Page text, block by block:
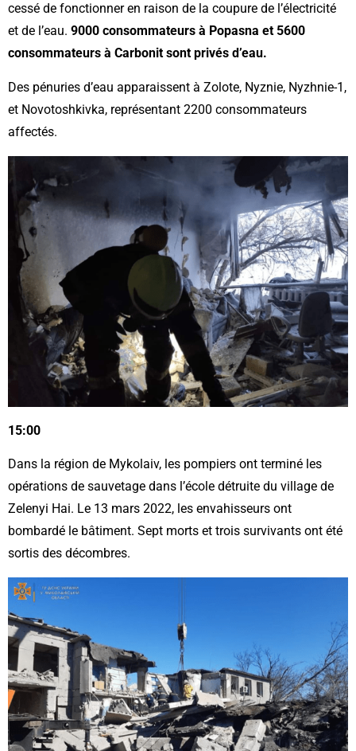
cessé de fonctionner en raison de la coupure de l’électricité
et de l’eau. 9000 consommateurs à Popasna et 5600
consommateurs à Carbonit sont privés d’eau.
Des pénuries d’eau apparaissent à Zolote, Nyznie, Nyzhnie-1,
et Novotoshkivka, représentant 2200 consommateurs
affectés.
15:00
Dans la région de Mykolaiv, les pompiers ont terminé les
opérations de sauvetage dans l’école détruite du village de
Zelenyi Hai. Le 13 mars 2022, les envahisseurs ont
bombardé le bâtiment. Sept morts et trois survivants ont été
sortis des décombres.